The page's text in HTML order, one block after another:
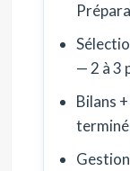
— 2 à 3
Bilans